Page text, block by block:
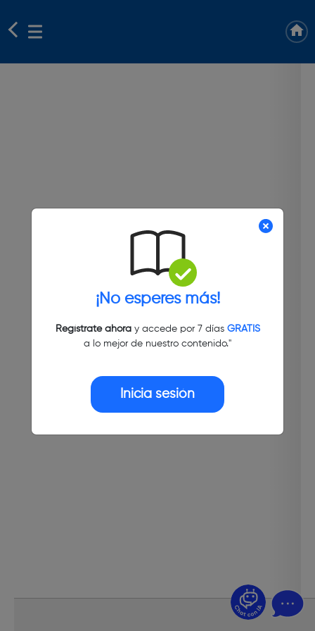
¡No esperes más!
Regístrate ahoray accede por 7 días GRATIS
a lo mejor de nuestro contenido."
Inicia sesión